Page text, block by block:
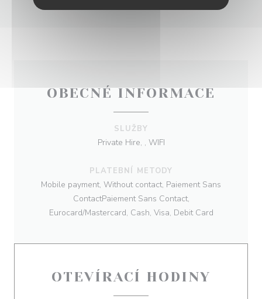
OBECNÉ INFORMACE
SLUŽBY
Private Hire, , WIFI
PLATEBNÍ METODY
Mobile payment, Without contact, Paiement Sans
ContactPaiement Sans Contact,
Eurocard/Mastercard, Cash, Visa, Debit Card
OTEVÍRACÍ HODINY